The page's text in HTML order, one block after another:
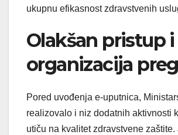
ukupnu efikasnost zdravstvenih
Olakšan pristup
organizacija
Pored uvođenja e-uputnica,
realizovalo i niz dodatnih aktivnosti
utiču na kvalitet zdravstvene